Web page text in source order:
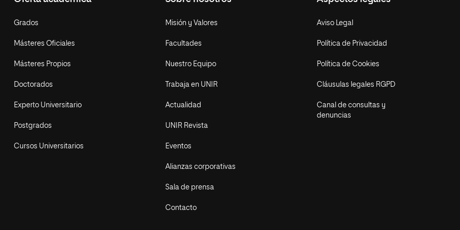
Grados
Másteres Oficiales
Másteres Propios
Doctorados
Experto Universitario
Postgrados
Cursos Universitarios
Misión y Valores
Facultades
Nuestro Equipo
Trabaja en UNIR
Actualidad
UNIR Revista
Eventos
Alianzas corporativas
Sala de prensa
Contacto
Aviso Legal
Política de Privacidad
Política de Cookies
Cláusulas legales RGPD
Canal de consultas y
denuncias